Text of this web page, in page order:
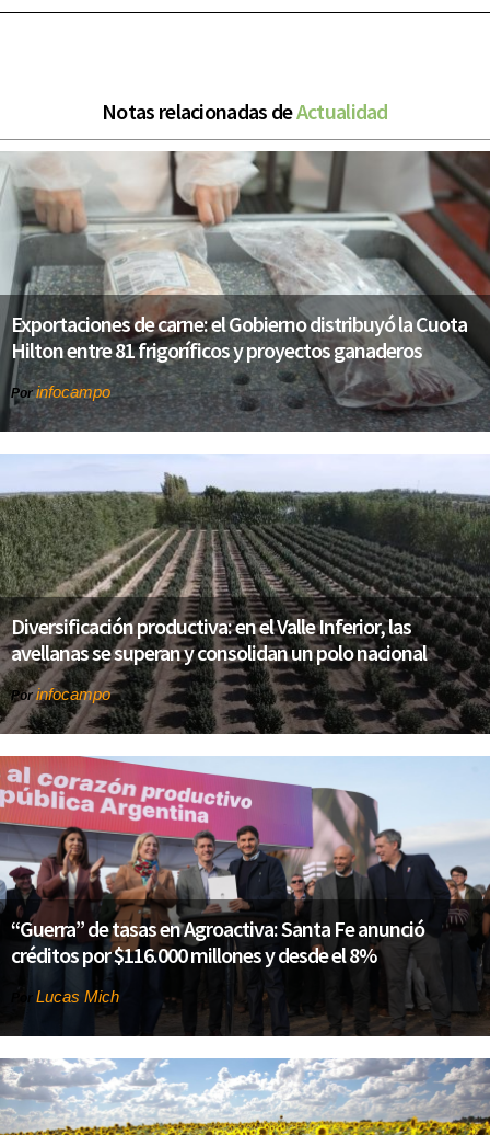
Notas relacionadas deActualidad
Exportaciones de carne: el Gobierno distribuyó la Cuota
Hilton entre 81 frigoríficos y proyectos ganaderos
Porinfocampo
Diversificación productiva: en el Valle Inferior, las
avellanas se superan y consolidan un polo nacional
Porinfocampo
“Guerra” de tasas en Agroactiva: Santa Fe anunció
créditos por $116.000 millones y desde el 8%
Por Lucas Mich